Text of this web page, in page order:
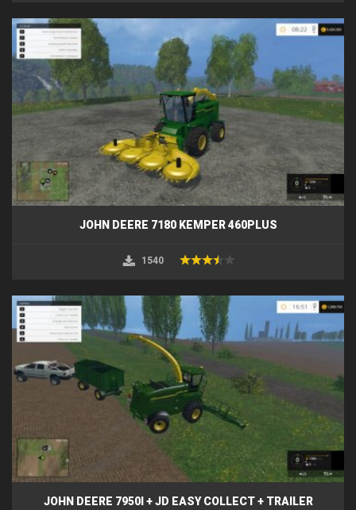
JOHN DEERE 7180 KEMPER 460PLUS
1540
JOHN DEERE 7950I + JD EASY COLLECT + TRAILER